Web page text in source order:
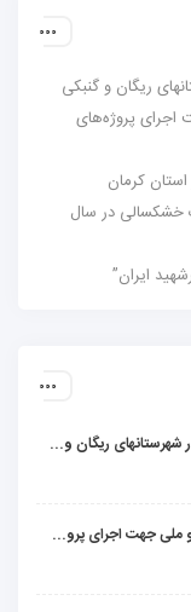
ریگان و گنبکی
اجرای پروژه‌های
کرمان
خشکسالی در سال
ایران”
رونمایی از ماشین آلات سنگین راهسازی در شهرستانهای ریگان و گنبکی
تخصیص اعتبارات ارزش افزوده، استانی و ملی جهت اجرای پروژه‌های عمرانی در شهرستان گنبکی